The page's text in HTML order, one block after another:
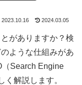
2023.10.16 2024.03.05
がありますか？検
ような仕組みがあ
Search Engine
解説します。